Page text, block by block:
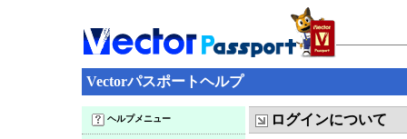
Vectorパスポートヘルプ
ヘルプメニュー ログインについて